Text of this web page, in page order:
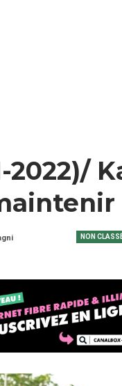
2022)/
NON